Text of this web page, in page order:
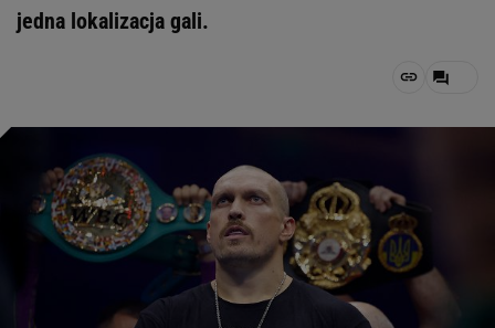
jedna lokalizacja gali.